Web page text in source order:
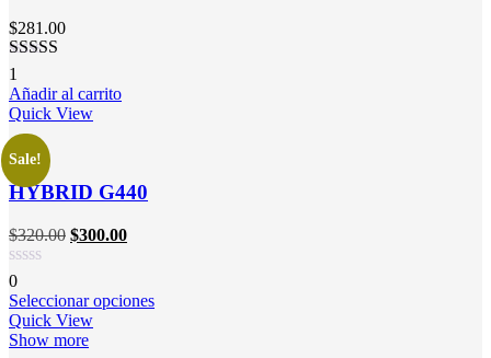
$281.00
Valorado en
5.00de 5
1
Añadir al carrito
Quick View
Sale!
HYBRID G440
$320.00 $300.00
0
Seleccionar opciones
Quick View
Show more